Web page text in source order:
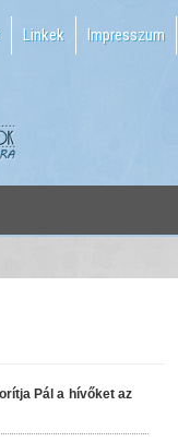
Linkek Impresszum
Pál a hívőket az